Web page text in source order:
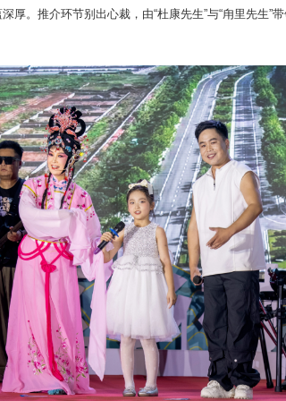
。推介环节别出心裁，由“杜康先生”与“甪里先生”